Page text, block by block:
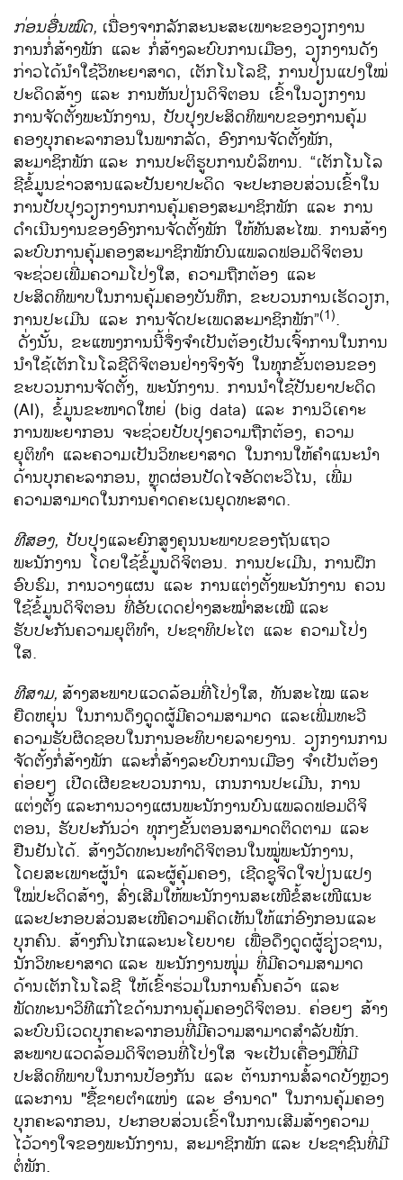
ກ່ອນອື່ນໝົດ, ເນື່ອງຈາກລັກສະນະສະເພາະຂອງວຽກງານ
ການກໍ່ສ້າງພັກ ແລະ ກໍ່ສ້າງລະບົບການເມືອງ, ວຽກງານດັງ
ກ່າວໄດ້ນຳໃຊ້ວິທະຍາສາດ, ເຕັກໂນໂລຊີ, ການປ່ຽນແປງໃໝ່
ປະດິດສ້າງ ແລະ ການຫັນປ່ຽນດິຈິຕອນ ເຂົ້າໃນວຽກງານ
ການຈັດຕັ້ງພະນັກງານ, ປັບປຸງປະສິດທິພາບຂອງການຄຸ້ມ
ຄອງບຸກຄະລາກອນໃນພາກລັດ, ອົງການຈັດຕັ້ງພັກ,
ສະມາຊິກພັກ ແລະ ການປະຕິຮູບການບໍລິຫານ. “ເຕັກໂນໂລ
ຊີຂໍ້ມູນຂ່າວສານແລະປັນຍາປະດິດ ຈະປະກອບສ່ວນເຂົ້າໃນ
ການປັບປຸງວຽກງານການຄຸ້ມຄອງສະມາຊິກພັກ ແລະ ການ
ດຳເນີນງານຂອງອົງການຈັດຕັ້ງພັກ ໃຫ້ທັນສະໄໝ. ການສ້າງ
ລະບົບການຄຸ້ມຄອງສະມາຊິກພັກບົນແພລດຟອມດິຈິຕອນ
ຈະຊ່ວຍເພີ່ມຄວາມໂປ່ງໃສ, ຄວາມຖືກຕ້ອງ ແລະ
ປະສິດທິພາບໃນການຄຸ້ມຄອງບັນທຶກ, ຂະບວນການເຮັດວຽກ,
ການປະເມີນ ແລະ ການຈັດປະເພດສະມາຊິກພັກ”(1).
ດັ່ງນັ້ນ, ຂະແໜງການນີ້ຈຶ່ງຈຳເປັນຕ້ອງເປັນເຈົ້າການໃນການ
ນຳໃຊ້ເຕັກໂນໂລຊີດິຈິຕອນຢ່າງຈິງຈັງ ໃນທຸກຂັ້ນຕອນຂອງ
ຂະບວນການຈັດຕັ້ງ, ພະນັກງານ. ການນຳໃຊ້ປັນຍາປະດິດ
(AI), ຂໍ້ມູນຂະໜາດໃຫຍ່ (big data) ແລະ ການວິເຄາະ
ການພະຍາກອນ ຈະຊ່ວຍປັບປຸງຄວາມຖືກຕ້ອງ, ຄວາມ
ຍຸຕິທຳ ແລະຄວາມເປັນວິທະຍາສາດ ໃນການໃຫ້ຄຳແນະນຳ
ດ້ານບຸກຄະລາກອນ, ຫຼຸດຜ່ອນປັດໄຈອັດຕະວິໄນ, ເພີ່ມ
ຄວາມສາມາດໃນການຄາດຄະເນຍຸດທະສາດ.
ທີສອງ, ປັບປຸງແລະຍົກສູງຄຸນນະພາບຂອງຖັນແຖວ
ພະນັກງານ ໂດຍໃຊ້ຂໍ້ມູນດິຈິຕອນ. ການປະເມີນ, ການຝຶກ
ອົບຮົມ, ການວາງແຜນ ແລະ ການແຕ່ງຕັ້ງພະນັກງານ ຄວນ
ໃຊ້ຂໍ້ມູນດິຈິຕອນ ທີ່ອັບເດດຢ່າງສະໝ່ຳສະເໝີ ແລະ
ຮັບປະກັນຄວາມຍຸຕິທຳ, ປະຊາທິປະໄຕ ແລະ ຄວາມໂປ່ງ
ໃສ.
ທີສາມ, ສ້າງສະພາບແວດລ້ອມທີ່ໂປ່ງໃສ, ທັນສະໄໝ ແລະ
ຍືດຫຍຸ່ນ ໃນການດຶງດູດຜູ້ມີຄວາມສາມາດ ແລະເພີ່ມທະວີ
ຄວາມຮັບຜິດຊອບໃນການອະທິບາຍລາຍງານ. ວຽກງານການ
ຈັດຕັ້ງກໍ່ສ້າງພັກ ແລະກໍ່ສ້າງລະບົບການເມືອງ ຈຳເປັນຕ້ອງ
ຄ່ອຍໆ ເປີດເຜີຍຂະບວນການ, ເກນການປະເມີນ, ການ
ແຕ່ງຕັ້ງ ແລະການວາງແຜນພະນັກງານບົນແພລດຟອມດິຈິ
ຕອນ, ຮັບປະກັນວ່າ ທຸກໆຂັ້ນຕອນສາມາດຕິດຕາມ ແລະ
ຢືນຢັນໄດ້. ສ້າງວັດທະນະທຳດິຈິຕອນໃນໝູ່ພະນັກງານ,
ໂດຍສະເພາະຜູ້ນຳ ແລະຜູ້ຄຸ້ມຄອງ, ເຊີດຊູຈິດໃຈປ່ຽນແປງ
ໃໝ່ປະດິດສ້າງ, ສົ່ງເສີມໃຫ້ພະນັກງານສະເໜີຂໍ້ສະເໜີແນະ
ແລະປະກອບສ່ວນສະເໜີຄວາມຄິດເຫັນໃຫ້ແກ່ອົງກອນແລະ
ບຸກຄົນ. ສ້າງກົນໄກແລະນະໂຍບາຍ ເພື່ອດຶງດູດຜູ້ຊ່ຽວຊານ,
ນັກວິທະຍາສາດ ແລະ ພະນັກງານໜຸ່ມ ທີ່ມີຄວາມສາມາດ
ດ້ານເຕັກໂນໂລຊີ ໃຫ້ເຂົ້າຮ່ວມໃນການຄົ້ນຄວ້າ ແລະ
ພັດທະນາວິທີແກ້ໄຂດ້ານການຄຸ້ມຄອງດິຈິຕອນ. ຄ່ອຍໆ ສ້າງ
ລະບົບນິເວດບຸກຄະລາກອນທີ່ມີຄວາມສາມາດສຳລັບພັກ.
ສະພາບແວດລ້ອມດິຈິຕອນທີ່ໂປ່ງໃສ ຈະເປັນເຄື່ອງມືທີ່ມີ
ປະສິດທິພາບໃນການປ້ອງກັນ ແລະ ຕ້ານການສໍ້ລາດບັງຫຼວງ
ແລະການ "ຊື້ຂາຍຕຳແໜ່ງ ແລະ ອຳນາດ" ໃນການຄຸ້ມຄອງ
ບຸກຄະລາກອນ, ປະກອບສ່ວນເຂົ້າໃນການເສີມສ້າງຄວາມ
ໄວ້ວາງໃຈຂອງພະນັກງານ, ສະມາຊິກພັກ ແລະ ປະຊາຊົນທີ່ມີ
ຕໍ່ພັກ.